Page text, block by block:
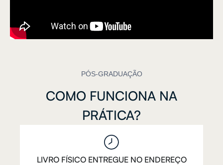
PÓS-GRADUAÇÃO
COMO FUNCIONA NA
PRÁTICA?
LIVRO FÍSICO ENTREGUE NO ENDEREÇO